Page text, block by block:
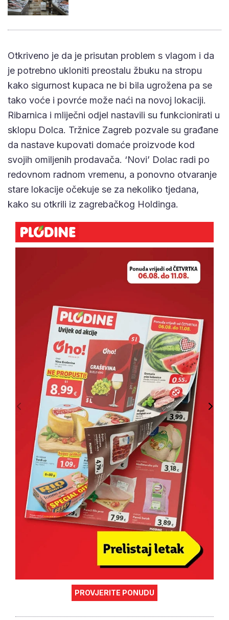
Otkriveno je da je prisutan problem s vlagom i da
je potrebno ukloniti preostalu žbuku na stropu
kako sigurnost kupaca ne bi bila ugrožena pa se
tako voće i povrće može naći na novoj lokaciji.
Ribarnica i mliječni odjel nastavili su funkcionirati u
sklopu Dolca. Tržnice Zagreb pozvale su građane
da nastave kupovati domaće proizvode kod
svojih omiljenih prodavača. ‘Novi’ Dolac radi po
redovnom radnom vremenu, a ponovno otvaranje
stare lokacije očekuje se za nekoliko tjedana,
kako su otkrili iz zagrebačkog Holdinga.
PROVJERITE PONUDU